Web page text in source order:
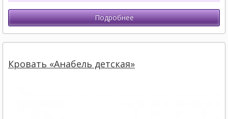
Подробнее
Кровать «Анабель детская»